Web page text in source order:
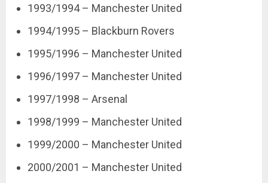
1993/1994 – Manchester United
1994/1995 – Blackburn Rovers
1995/1996 – Manchester United
1996/1997 – Manchester United
1997/1998 – Arsenal
1998/1999 – Manchester United
1999/2000 – Manchester United
2000/2001 – Manchester United